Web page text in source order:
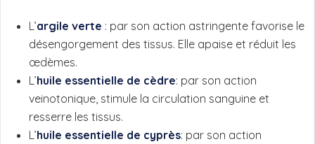
L’argile verte : par son action astringente favorise le
désengorgement des tissus. Elle apaise et réduit les
œdèmes.
L’huile essentielle de cèdre: par son action
veinotonique, stimule la circulation sanguine et
resserre les tissus.
L’huile essentielle de cyprès: par son action